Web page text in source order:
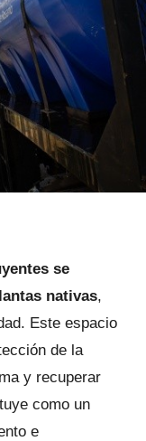
se
nativas,
Este espacio
de la
y recuperar
como un
e